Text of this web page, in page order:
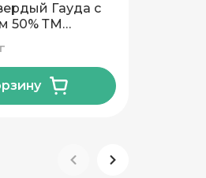
Гауда с
50% ТМ
Дары